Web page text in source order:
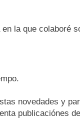
la que colaboré
novedades y
publicaciónes